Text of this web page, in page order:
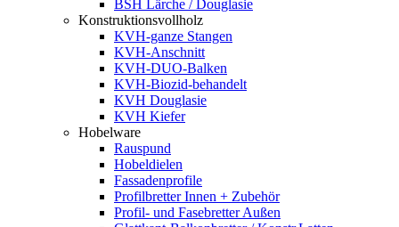
BSH Lärche / Douglasie
Konstruktionsvollholz
KVH-ganze Stangen
KVH-Anschnitt
KVH-DUO-Balken
KVH-Biozid-behandelt
KVH Douglasie
KVH Kiefer
Hobelware
Rauspund
Hobeldielen
Fassadenprofile
Profilbretter Innen + Zubehör
Profil- und Fasebretter Außen